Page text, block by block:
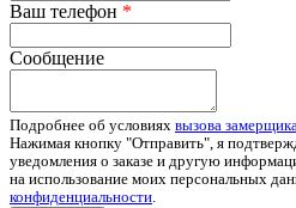
Ваш телефон *
Сообщение
Подробнее об условиях вызова
Нажимая кнопку "Отправить", я
уведомления о заказе и другую
на использование моих персональных
конфиденциальности.